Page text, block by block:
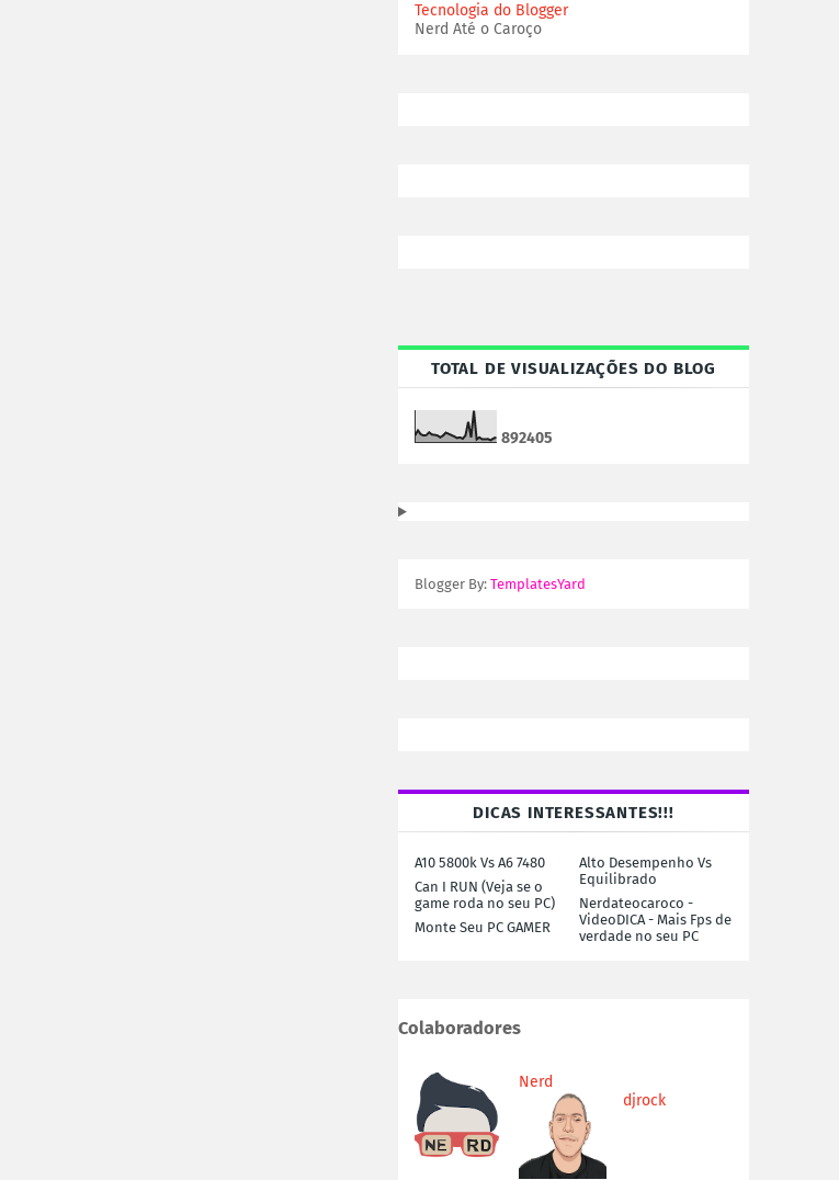
Tecnologia do Blogger
Nerd Até o Caroço
TOTAL DE VISUALIZAÇÕES DO BLOG
892405
Blogger By: TemplatesYard
DICAS INTERESSANTES!!!
A10 5800k Vs A6 7480
Alto Desempenho Vs
Equilibrado
Can I RUN (Veja se o
game roda no seu PC)
Nerdateocaroco -
VideoDICA - Mais Fps de
verdade no seu PC
Monte Seu PC GAMER
Colaboradores
Nerd
djrock